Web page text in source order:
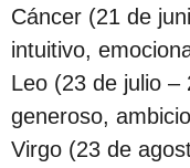
a
c
i
ó
n
Cáncer (21 de
intuitivo,
Leo (23 de julio –
generoso,
Virgo (23 de